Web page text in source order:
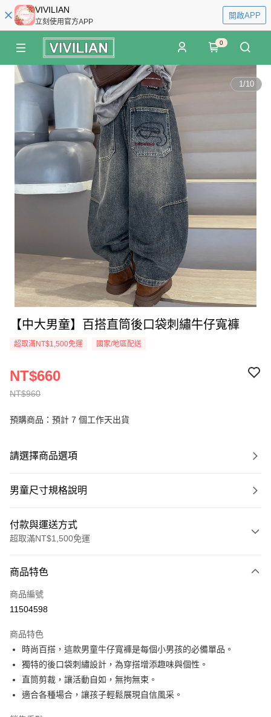
VIVILIAN
立刻使用官方APP
開啟APP
0
1/10
【中大男童】百搭直筒後口袋刺繡牛仔寬褲
超取滿NT$1,500免運 國家/地區配送
NT$960
NT$660
預購商品：預計 7 個工作天出貨
請選擇商品選項
男童尺寸規格說明
付款與運送方式
超取滿NT$1,500免運
信用卡一次付款
信用卡分期付款
合作金庫商業銀行
華南商業銀行
彰化商業銀行
上海商業儲蓄銀行
台北富邦商業銀行
國泰世華商業銀行
兆豐國際商業銀行
臺灣中小企業銀行
台中商業銀行
超商取貨付款
LINE Pay
Apple Pay
商品特色
商品編號
11504598
商品特色
時尚百搭，這款男童牛仔寬褲是每個小男孩的必備單品。
獨特的後口袋刺繡設計，為穿搭增添趣味與個性。
直筒剪裁，讓活動自如，無拘無束。
適合各種場合，讓孩子輕鬆展現自信風采。